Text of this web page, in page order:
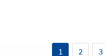
1 2 3